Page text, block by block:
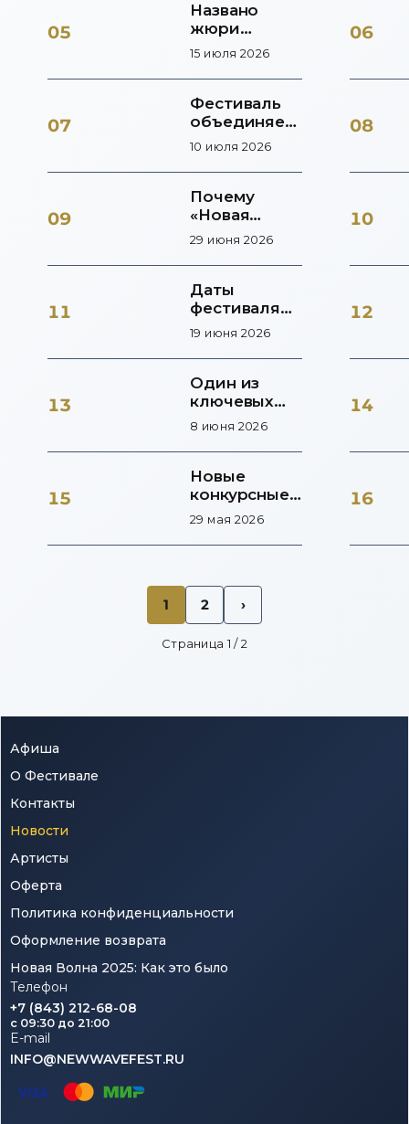
остается одной из самых высоких
тысяч
долларов
05
Названо
жюри
«Новой
Крутой,
Ревзин и
Мухина
15 июля 2026
06
07
Фестиваль
объединяет
разные
жанры
10 июля 2026
08
09
Почему
«Новая
волна»
популярной
29 июня 2026
10
11
Даты
фестиваля
уже
19 июня 2026
12
13
Один из
ключевых
идеологов
8 июня 2026
14
15
Новые
конкурсные
номинации
29 мая 2026
16
1 2 ›
Страница 1 /2
Афиша
О Фестивале
Контакты
Новости
Артисты
Оферта
Политика конфиденциальности
Оформление возврата
Новая Волна 2025: Как это было
Телефон
+7 (843) 212-68-08
c 09:30 до 21:00
E-mail
INFO@NEWWAVEFEST.RU